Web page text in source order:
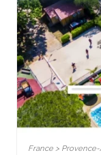
France >